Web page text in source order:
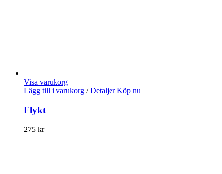
Visa varukorg
Lägg till i varukorg / Detaljer Köp nu
Flykt
275 kr